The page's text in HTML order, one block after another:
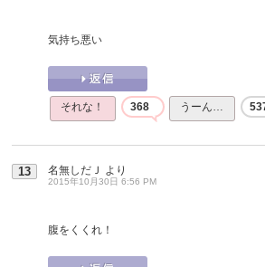
気持ち悪い
それな！ 368 うーん…
13 名無しだＪ より
2015年10月30日 6:56 PM
腹をくくれ！